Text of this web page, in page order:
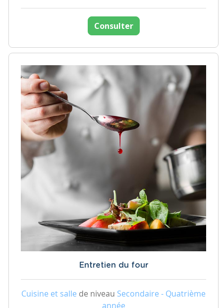
Consulter
Entretien du four
Cuisine et salle de niveau Secondaire - Quatrième
année